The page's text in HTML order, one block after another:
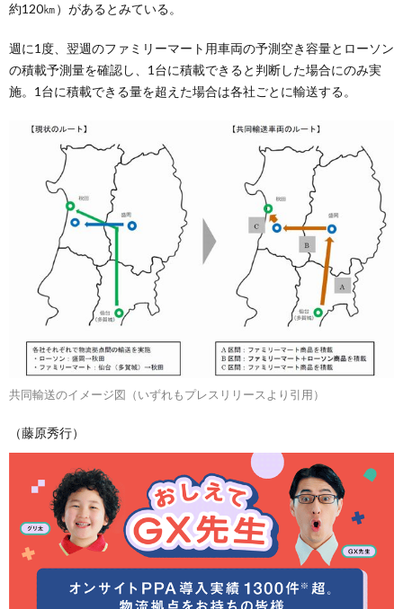
約120㎞）があるとみている。
週に1度、翌週のファミリーマート用車両の予測空き容量とローソン
の積載予測量を確認し、1台に積載できると判断した場合にのみ実
施。1台に積載できる量を超えた場合は各社ごとに輸送する。
共同輸送のイメージ図（いずれもプレスリリースより引用）
（藤原秀行）